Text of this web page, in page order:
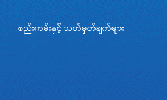
စည်းကမ်းနှင့် သတ်မှတ်ချက်များ